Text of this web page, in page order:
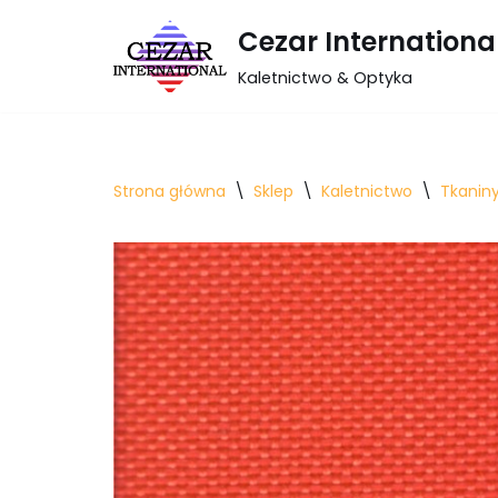
Cezar
Kaletnictwo & Optyka
Strona główna \ Sklep \ Kaletnictwo \